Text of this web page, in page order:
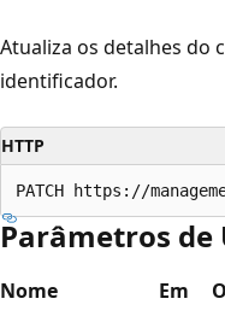
Atualiza os detalhes do
identificador.
HTTP
PATCH https://
Parâmetros de
Nome Em